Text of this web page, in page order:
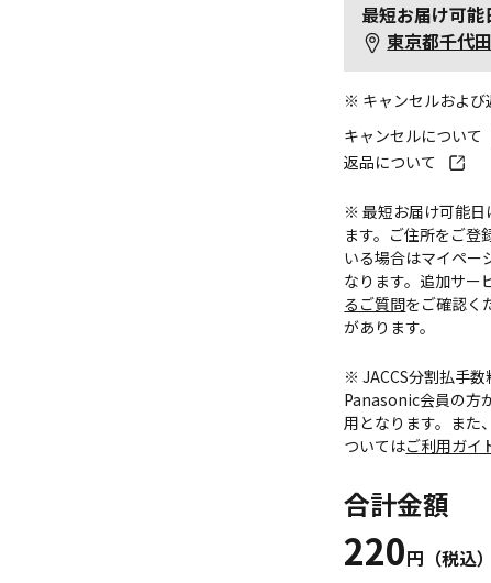
最短お届け可
東京都千代
※ キャンセルおよび
キャンセルについて
返品について
※ 最短お届け可能日
ます。ご住所をご登
いる場合はマイペー
なります。追加サー
るご質問をご確認く
があります。
※ JACCS分割払手
Panasonic会員の方
用となります。また
ついてはご利用ガイ
合計金額
220円（税込）